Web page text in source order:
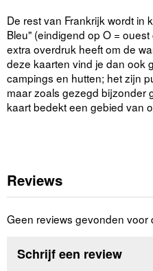
De rest van Frankrijk wordt in
Bleu" (eindigend op O =
extra overdruk heeft om de
deze kaarten vind je dan ook
campings en hutten; het zijn
maar zoals gezegd bijzonder
kaart bedekt een gebied van
Reviews
Geen reviews gevonden voor
Schrijf een review